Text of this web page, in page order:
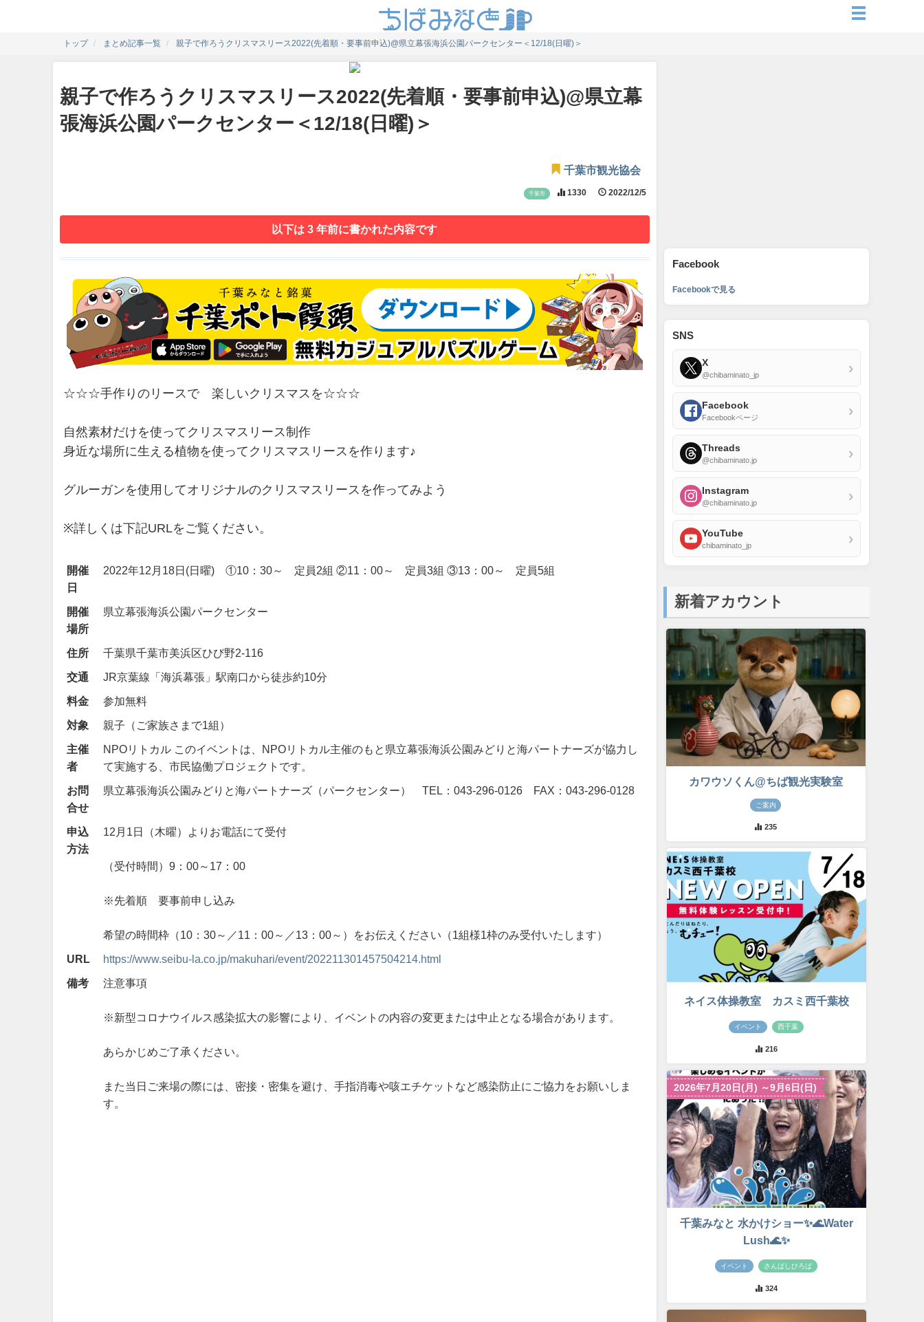
トップ まとめ記事一覧 親子で作ろうクリスマスリース2022(先着順・要事前申込)@県立幕張海浜公園パークセンター＜12/18(日曜)＞
親子で作ろうクリスマスリース2022(先着順・要事前申込)@県立幕
張海浜公園パークセンター＜12/18(日曜)＞
千葉市観光協会
千葉市 1330 2022/12/5
以下は 3 年前に書かれた内容です
☆☆☆手作りのリースで 楽しいクリスマスを☆☆☆
自然素材だけを使ってクリスマスリース制作
身近な場所に生える植物を使ってクリスマスリースを作ります♪
グルーガンを使用してオリジナルのクリスマスリースを作ってみよう
※詳しくは下記URLをご覧ください。
開催
日
2022年12月18日(日曜) ①10：30～ 定員2組 ②11：00～ 定員3組 ③13：00～ 定員5組
開催
場所
県立幕張海浜公園パークセンター
住所
千葉県千葉市美浜区ひび野2-116
交通
JR京葉線「海浜幕張」駅南口から徒歩約10分
料金
参加無料
対象
親子（ご家族さまで1組）
主催
者
NPOリトカル このイベントは、NPOリトカル主催のもと県立幕張海浜公園みどりと海パートナーズが協力し
て実施する、市民協働プロジェクトです。
お問
合せ
県立幕張海浜公園みどりと海パートナーズ（パークセンター） TEL：043-296-0126 FAX：043-296-0128
申込
方法
12月1日（木曜）よりお電話にて受付
（受付時間）9：00～17：00
※先着順 要事前申し込み
希望の時間枠（10：30～／11：00～／13：00～）をお伝えください（1組様1枠のみ受付いたします）
URL
https://www.seibu-la.co.jp/makuhari/event/202211301457504214.html
備考
注意事項
※新型コロナウイルス感染拡大の影響により、イベントの内容の変更または中止となる場合があります。
あらかじめご了承ください。
また当日ご来場の際には、密接・密集を避け、手指消毒や咳エチケットなど感染防止にご協力をお願いしま
す。
Facebook
Facebookで見る
SNS
X
@chibaminato_jp ›
Facebook
Facebookページ ›
Threads
@chibaminato.jp ›
Instagram
@chibaminato.jp ›
YouTube
chibaminato_jp ›
新着アカウント
カワウソくん@ちば観光実験室
ご案内
235
ネイス体操教室 カスミ西千葉校
イベント 西千葉
216
2026年7月20日(月) ～9月6日(日)
千葉みなと 水かけショー✨🌊Water
Lush🌊✨
イベント さんばしひろば
324